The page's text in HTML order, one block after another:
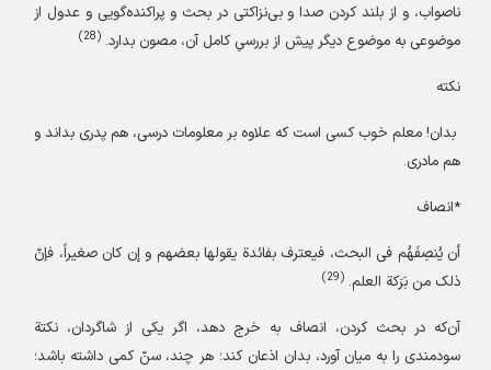
ناصواب، و از بلند کردن صدا و بی‌نزاکتی در بحث و پراکنده‌گویی و عدول از
موضوعی به موضوع دیگر پیش از بررسیِ کامل آن، مصون بدارد.(28)
نکته
بدان! معلم خوب کسی است که علاوه بر معلومات درسی، هم پدری بداند و
هم مادری.
*انصاف
أن یُنصِفَهُم فی البحث، فیعترف بفائدة یقولها بعضهم و إن کان صغیراً، فإنّ
ذلک من بَرَکة العلم.(29)
آن‌که در بحث کردن، انصاف به خرج دهد، اگر یکی از شاگردان، نکتة
سودمندی را به میان آورد، بدان اذعان کند؛ هر چند، سنّ کمی داشته باشد؛